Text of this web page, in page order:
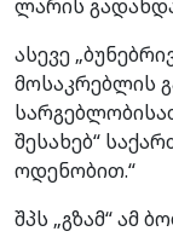
ლარის
ასევე
მოსაკრებლის
შესახებ“
ოდენობით.“
შპს „გზამ“ ამ